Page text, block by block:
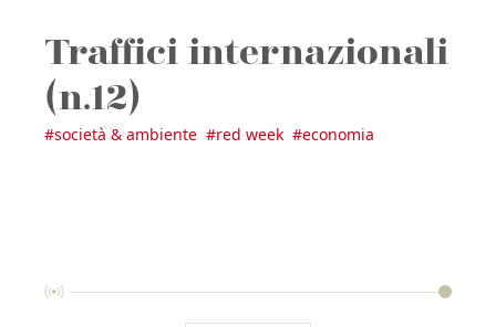
Traffici internazionali
(n.12)
#società & ambiente #red week #economia